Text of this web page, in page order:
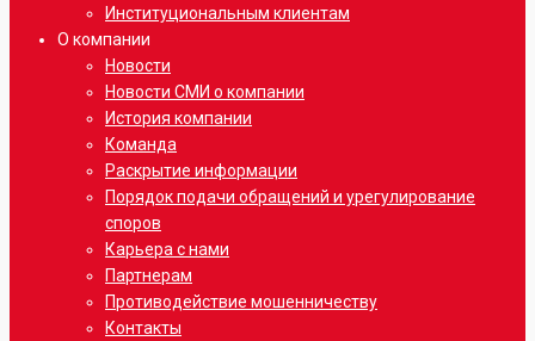
Институциональным клиентам
О компании
Новости
Новости СМИ о компании
История компании
Команда
Раскрытие информации
Порядок подачи обращений и урегулирование
споров
Карьера с нами
Партнерам
Противодействие мошенничеству
Контакты